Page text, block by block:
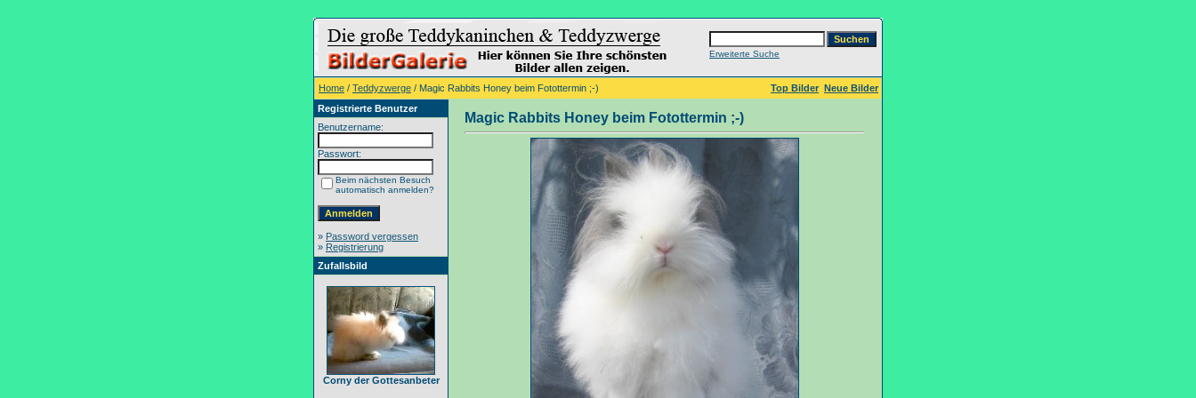
Erweiterte Suche
Home / Teddyzwerge / Magic Rabbits Honey beim Fotottermin ;-) Top Bilder Neue Bilder
Registrierte Benutzer
Benutzername:
Passwort:
Beim nächsten Besuch
automatisch anmelden?
» Password vergessen
» Registrierung
Zufallsbild
Corny der Gottesanbeter
Magic Rabbits Honey beim Fotottermin ;-)